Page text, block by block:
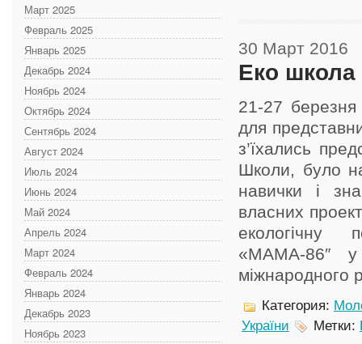
Март 2025
Февраль 2025
Январь 2025
Декабрь 2024
Ноябрь 2024
Октябрь 2024
Сентябрь 2024
Август 2024
Июль 2024
Июнь 2024
Май 2024
Апрель 2024
Март 2024
Февраль 2024
Январь 2024
Декабрь 2023
Ноябрь 2023
30 Март 2016
Еко школа
21-27
для
з’їхались
Школи, було
навички і
власних
екологічну
«МАМА-86″ у
міжнародного
Категория:
України
Метки: